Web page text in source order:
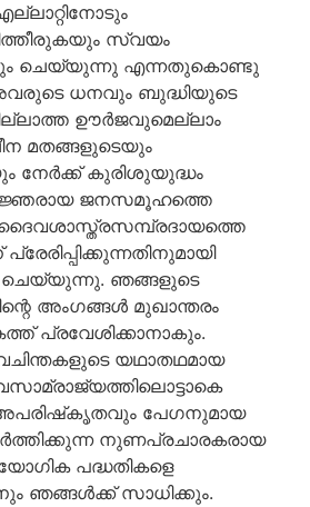
സ്വയം
ചെയ്യുന്നു എന്നതുകൊണ്ടു
ധനവും ബുദ്ധിയുടെ
ഊര്‍ജവുമെല്ലാം
മതങ്ങളുടെയും
നേര്‍ക്ക് കുരിശുയുദ്ധം
ജനസമൂഹത്തെ
ചെയ്യുന്നു. ഞങ്ങളുടെ
അംഗങ്ങള്‍ മുഖാന്തരം
പ്രവേശിക്കാനാകും.
യഥാതഥമായ
അപരിഷ്‌കൃതവും പേഗനുമായ
നുണപ്രചാരകരായ
പദ്ധതികളെ
ഞങ്ങള്‍ക്ക് സാധിക്കും.